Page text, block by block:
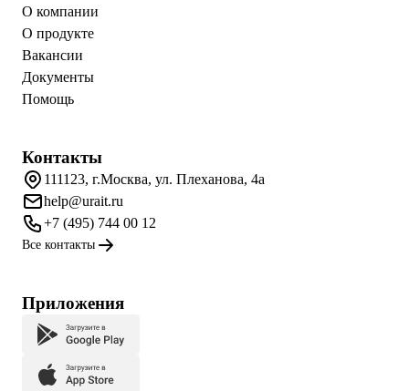
О компании
О продукте
Вакансии
Документы
Помощь
Контакты
111123, г.Москва, ул. Плеханова, 4а
help@urait.ru
+7 (495) 744 00 12
Все контакты
Приложения